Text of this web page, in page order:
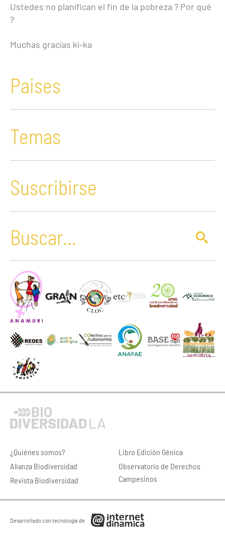
Ustedes no planifican el fin de la pobreza ? Por qué
?
Muchas gracias ki-ka
Paises
Temas
Suscribirse
¿Quiénes somos?
Alianza Biodiversidad
Revista Biodiversidad
Libro Edición Génica
Observatorio de Derechos
Campesinos